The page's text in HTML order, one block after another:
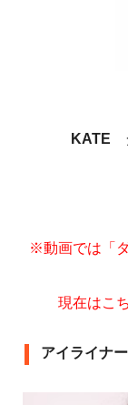
KATE
※動画では「
現在はこ
アイライナー